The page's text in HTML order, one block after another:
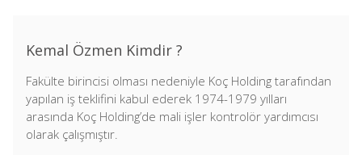
Kemal Özmen Kimdir ?
Fakülte birincisi olması nedeniyle Koç Holding tarafından
yapılan iş teklifini kabul ederek 1974-1979 yılları
arasında Koç Holding’de mali işler kontrolör yardımcısı
olarak çalışmıştır.